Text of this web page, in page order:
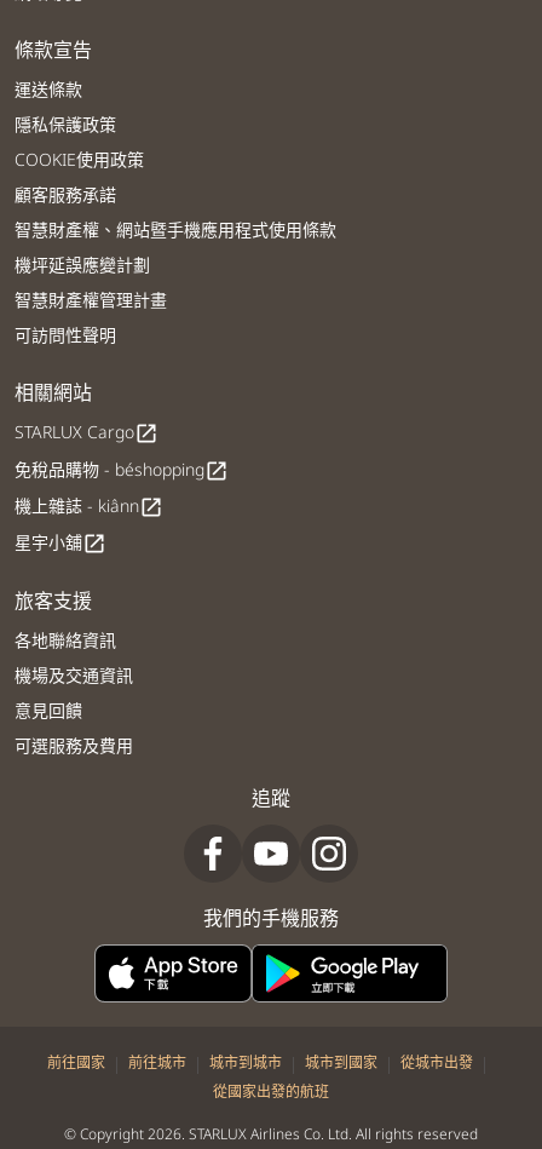
條款宣告
運送條款
隱私保護政策
COOKIE使用政策
顧客服務承諾
智慧財產權、網站暨手機應用程式使用條款
機坪延誤應變計劃
智慧財產權管理計畫
可訪問性聲明
相關網站
STARLUX Cargoopen_in_new
免稅品購物 - béshoppingopen_in_new
機上雜誌 - kiânnopen_in_new
星宇小舖open_in_new
旅客支援
各地聯絡資訊
機場及交通資訊
意見回饋
可選服務及費用
追蹤
我們的手機服務
前往國家 | 前往城市 | 城市到城市 | 城市到國家 | 從城市出發 |
從國家出發的航班
© Copyright 2026. STARLUX Airlines Co. Ltd. All rights reserved